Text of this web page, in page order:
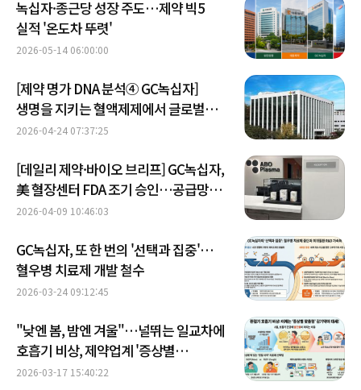
녹십자·종근당 성장 주도…제약 빅5
실적 '온도차 뚜렷'
2026-05-14 06:00:00
[제약 명가 DNA 분석④ GC녹십자]
생명을 지키는 혈액제제에서 글로벌
백신 무대로…GC녹십자 성장과 도전의
2026-04-24 07:37:25
[데일리 제약·바이오 브리프] GC녹십자,
美 혈장센터 FDA 조기 승인…공급망
강화 外
2026-04-09 10:46:03
GC녹십자, 또 한 번의 '선택과 집중'…
혈우병 치료제 개발 철수
2026-03-24 09:12:45
"낮엔 봄, 밤엔 겨울"…널뛰는 일교차에
호흡기 비상, 제약업계 '증상별
맞춤약'으로 응수
2026-03-17 15:40:22